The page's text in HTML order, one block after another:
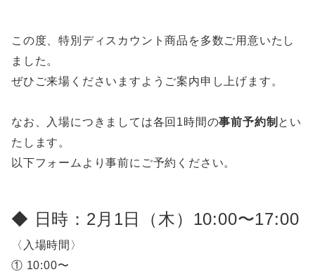
この度、特別ディスカウント商品を多数ご用意いたし
ました。
ぜひご来場くださいますようご案内申し上げます。
なお、入場につきましては各回1時間の事前予約制 とい
たします。
以下フォームより事前にご予約ください。
◆ 日時：2月1日（木）10:00〜17:00
〈入場時間〉
① 10:00〜